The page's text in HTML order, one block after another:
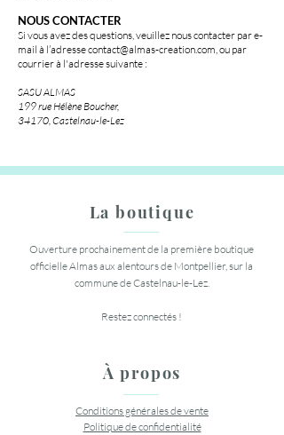
NOUS CONTACTER
Si vous avez des questions, veuillez nous contacter par e-
mail à l’adressecontact@almas-creation.com, ou par
courrier à l'adresse suivante :
SASU ALMAS
199 rue Hélène Boucher,
34170, Castelnau-le-Lez
La boutique
Ouverture prochainement de la première boutique
officielle Almas aux alentours de Montpellier, sur la
commune de Castelnau-le-Lez.
Restez connectés !
À propos
Conditions générales de vente
Politique de confidentialité